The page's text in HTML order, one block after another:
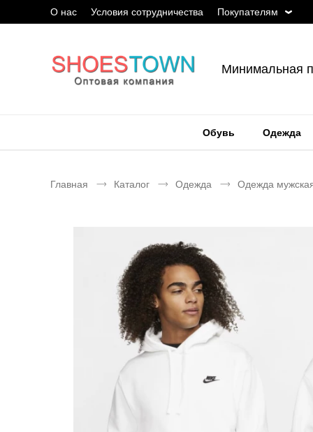
О нас Условия сотрудничества Покупателям
Минимальная
Обувь Одежда
Главная Каталог Одежда Одежда